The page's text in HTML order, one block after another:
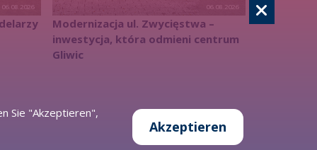
06.08.2026 06.08.2026
Modernizacja ul. Zwycięstwa –
inwestycja, która odmieni centrum
Gliwic
Sie "Akzeptieren",
Akzeptieren